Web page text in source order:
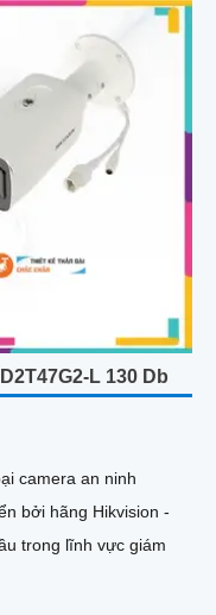
L 130 Db
camera an ninh
bởi hãng Hikvision -
trong lĩnh vực giám